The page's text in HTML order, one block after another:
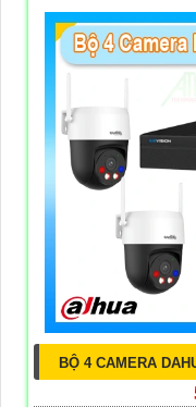
BỘ 4 CAMERA